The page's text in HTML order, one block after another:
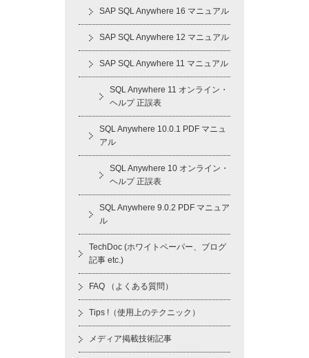
SAP SQL Anywhere 16 マニュアル
SAP SQL Anywhere 12 マニュアル
SAP SQL Anywhere 11 マニュアル
SQL Anywhere 11 オンライン・
ヘルプ 正誤表
SQL Anywhere 10.0.1 PDF マニュ
アル
SQL Anywhere 10 オンライン・
ヘルプ 正誤表
SQL Anywhere 9.0.2 PDF マニュア
ル
TechDoc (ホワイトペーパー、ブログ
記事 etc.)
FAQ （よくある質問）
Tips !（使用上のテクニック）
メディア掲載技術記事